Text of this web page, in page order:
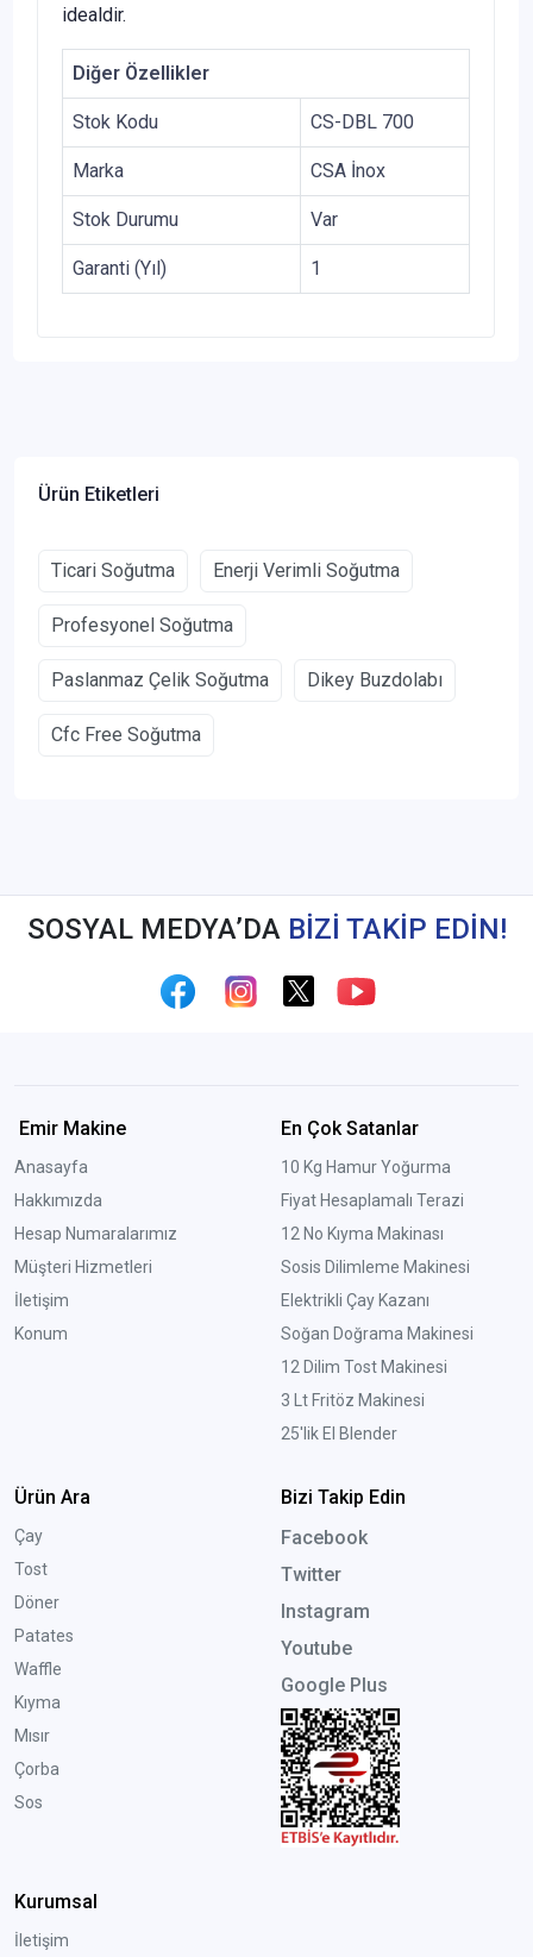
idealdir.
Diğer Özellikler
Stok Kodu CS-DBL 700
Marka CSA İnox
Stok Durumu Var
Garanti (Yıl) 1
Ürün Etiketleri
Ticari Soğutma Enerji Verimli Soğutma
Profesyonel Soğutma
Paslanmaz Çelik Soğutma Dikey Buzdolabı
Cfc Free Soğutma
SOSYAL MEDYA’DA BİZİ TAKİP EDİN!
Emir Makine
Anasayfa
Hakkımızda
Hesap Numaralarımız
Müşteri Hizmetleri
İletişim
Konum
En Çok Satanlar
10 Kg Hamur Yoğurma
Fiyat Hesaplamalı Terazi
12 No Kıyma Makinası
Sosis Dilimleme Makinesi
Elektrikli Çay Kazanı
Soğan Doğrama Makinesi
12 Dilim Tost Makinesi
3 Lt Fritöz Makinesi
25'lik El Blender
Ürün Ara
Çay
Tost
Döner
Patates
Waffle
Kıyma
Mısır
Çorba
Sos
Bizi Takip Edin
Facebook
Twitter
Instagram
Youtube
Google Plus
Kurumsal
İletişim